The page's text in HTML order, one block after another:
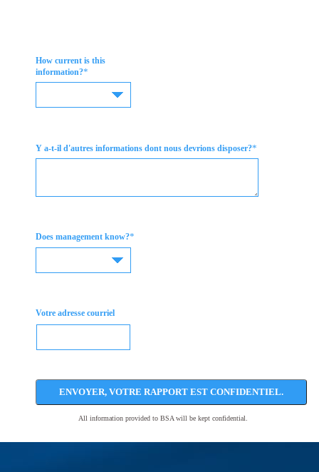
How current is this
information?*
Y a-t-il d'autres informations dont nous devrions disposer?*
Does management know?*
Votre adresse courriel
ENVOYER, VOTRE RAPPORT EST CONFIDENTIEL.
All information provided to BSA will be kept confidential.